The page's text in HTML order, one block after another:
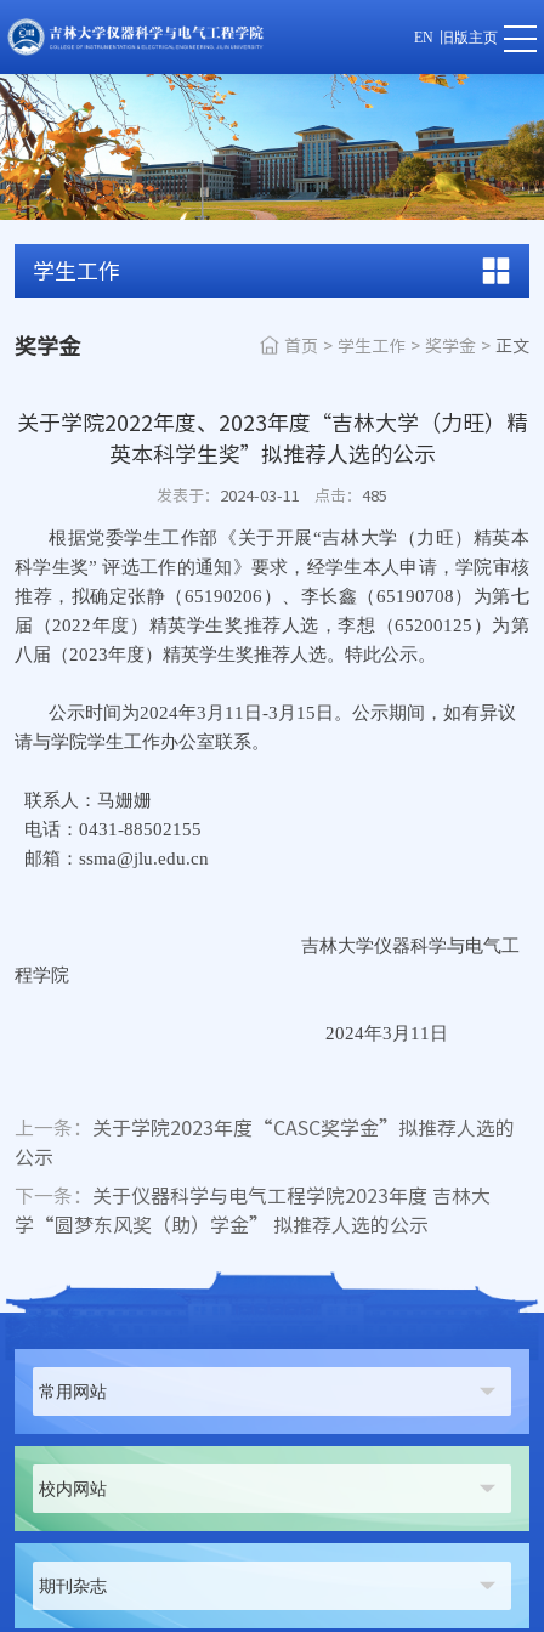
EN 旧版主页
学生工作
奖学金 首页 > 学生工作 > 奖学金 > 正文
关于学院2022年度、2023年度“吉林大学（力旺）精
英本科学生奖”拟推荐人选的公示
发表于： 2024-03-11 点击： 485
根据党委学生工作部《关于开展“吉林大学（力旺）精英本
科学生奖” 评选工作的通知》要求，经学生本人申请，学院审核
推荐，拟确定张静（65190206）、李长鑫（65190708）为第七
届（2022年度）精英学生奖推荐人选，李想（65200125）为第
八届（2023年度）精英学生奖推荐人选。 特此公示。
公示时间为2024年3月11日-3月15日。公示期间，如有异议
请与学院学生工作办公室联系。
联系人：马姗姗
电话：0431-88502155
邮箱：ssma@jlu.edu.cn
吉林大学仪器科学与电气工
程学院
2024年3月11日
上一条： 关于学院2023年度“CASC奖学金”拟推荐人选的
公示
下一条： 关于仪器科学与电气工程学院2023年度 吉林大
学“圆梦东风奖（助）学金” 拟推荐人选的公示
常用网站
校内网站
期刊杂志